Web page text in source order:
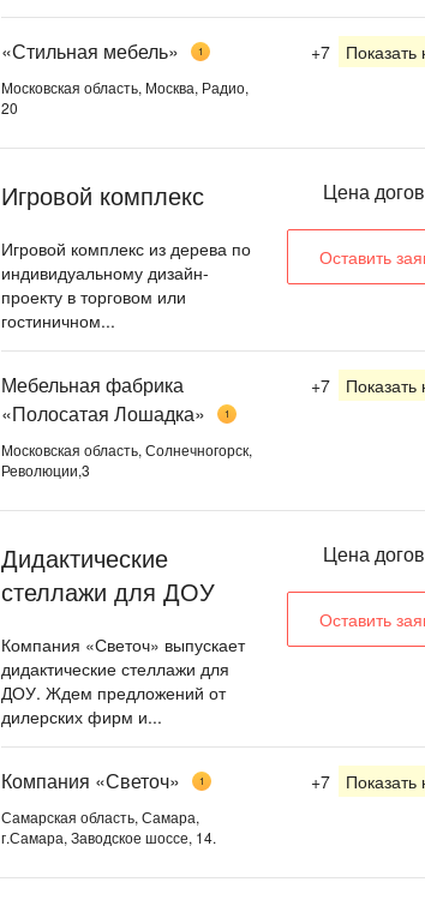
«Стильная мебель» 1
Московская область, Москва, Радио,
20
+7
Игровой комплекс
Игровой комплекс из дерева по
индивидуальному дизайн-
проекту в торговом или
гостиничном...
Цена
Оставить
Мебельная фабрика
«Полосатая Лошадка»
1
Московская область, Солнечногорск,
Революции,3
+7
Дидактические
стеллажи для ДОУ
Компания «Светоч» выпускает
дидактические стеллажи для
ДОУ. Ждем предложений от
дилерских фирм и...
Цена
Оставить
Компания «Светоч» 1
Самарская область, Самара,
г.Самара, Заводское шоссе, 14.
+7